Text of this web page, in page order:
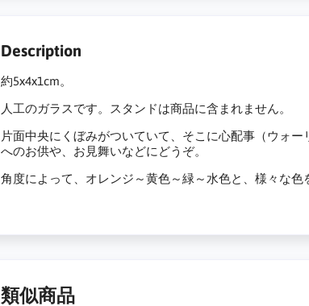
Description
約5x4x1cm。
人工のガラスです。スタンドは商品に含まれません。
片面中央にくぼみがついていて、そこに心配事（ウォ
へのお供や、お見舞いなどにどうぞ。
角度によって、オレンジ～黄色～緑～水色と、様々な
類似商品